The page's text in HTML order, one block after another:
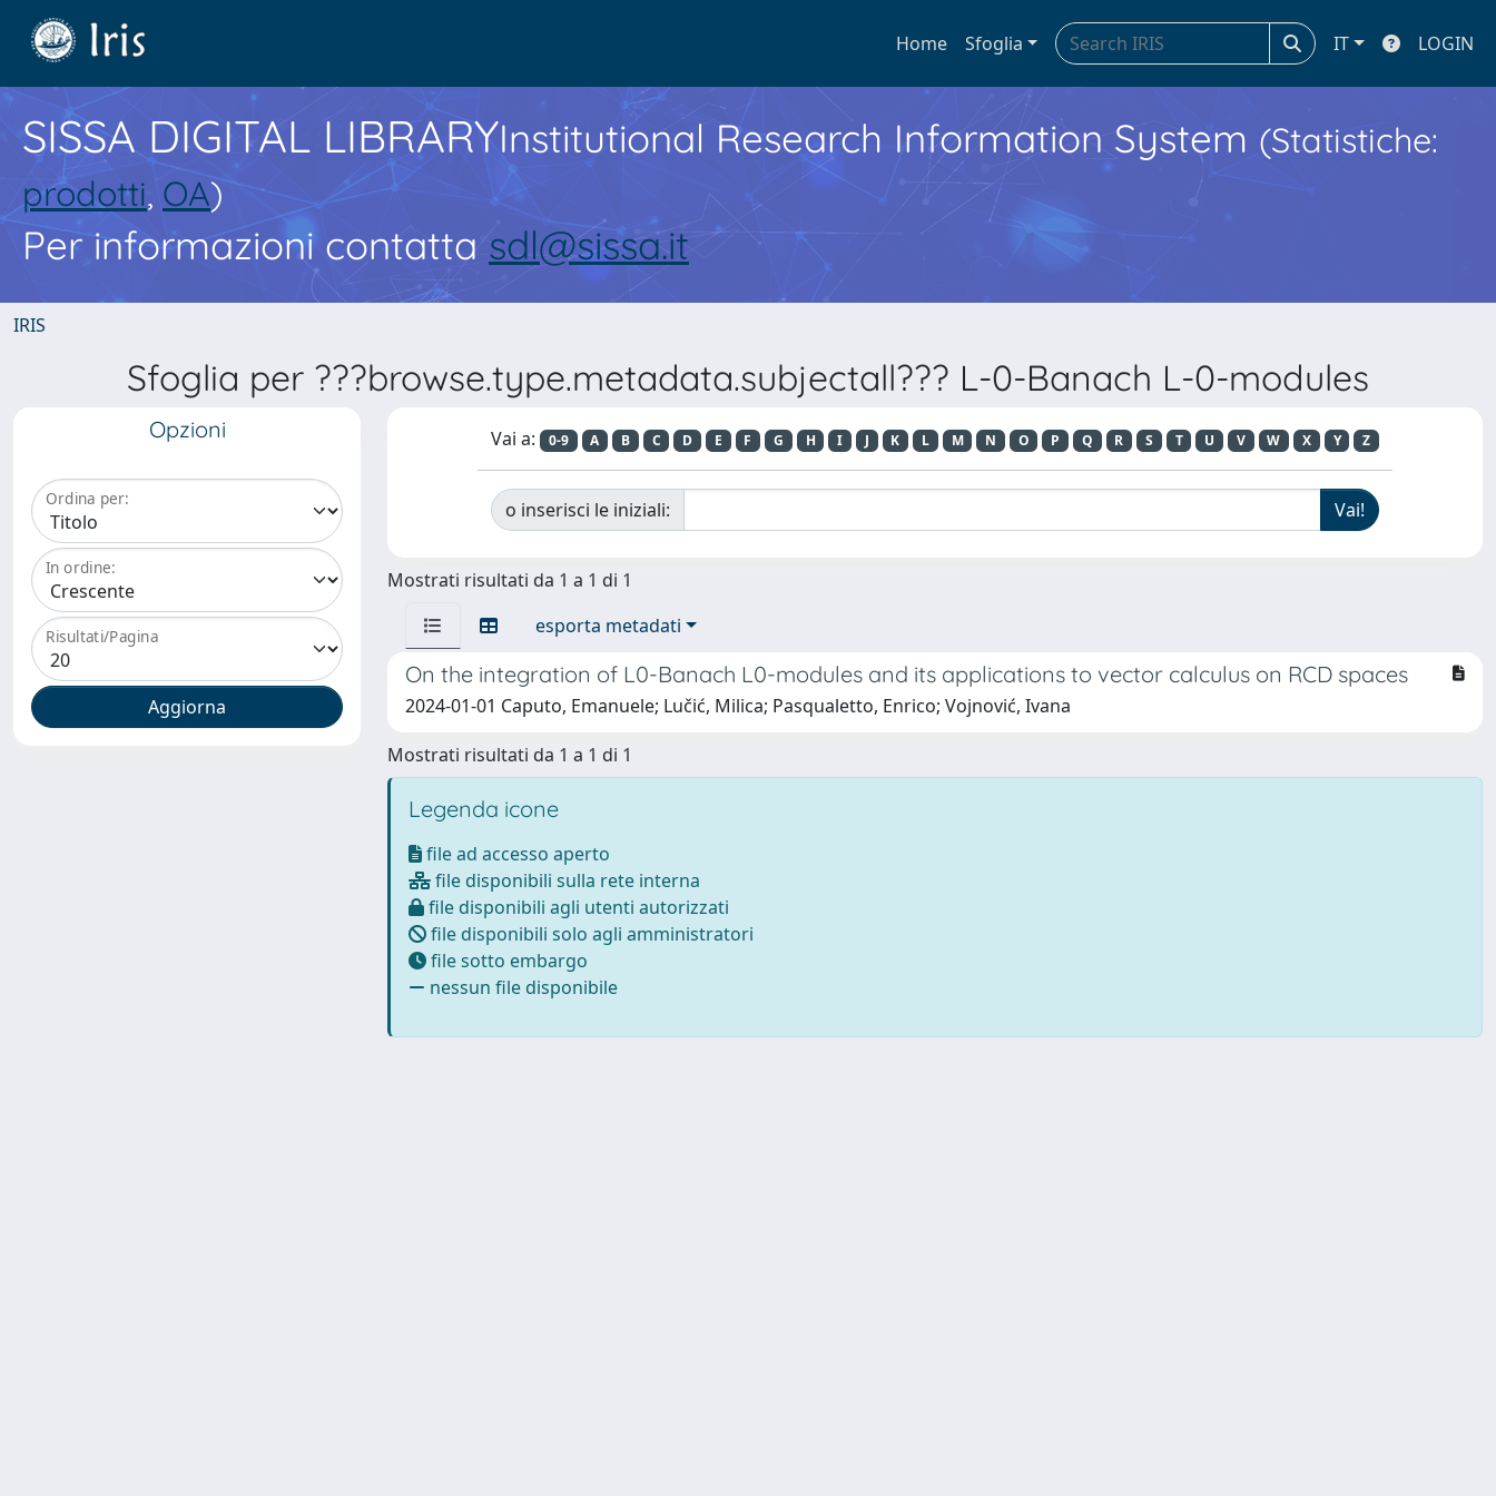
Home Sfoglia IT LOGIN
SISSA DIGITAL LIBRARYInstitutional Research Information System (Statistiche:
prodotti, OA)
Per informazioni contatta sdl@sissa.it
IRIS
Sfoglia per ???browse.type.metadata.subjectall??? L-0-Banach L-0-modules
Opzioni
Ordina per:
In ordine:
Risultati/Pagina
Vai a: 0-9 A B C D E F G H I J K L M N O P Q R S T U V W X Y Z
o inserisci le iniziali:
Mostrati risultati da 1 a 1 di 1
esporta metadati
On the integration of L0-Banach L0-modules and its applications to vector calculus on RCD spaces
2024-01-01 Caputo, Emanuele; Lučić, Milica; Pasqualetto, Enrico; Vojnović, Ivana
Mostrati risultati da 1 a 1 di 1
Legenda icone
file ad accesso aperto
file disponibili sulla rete interna
file disponibili agli utenti autorizzati
file disponibili solo agli amministratori
file sotto embargo
nessun file disponibile